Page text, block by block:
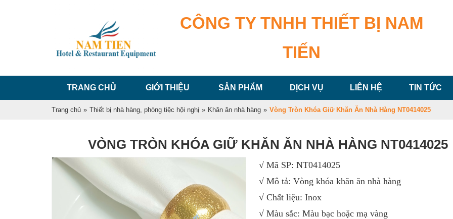
CÔNG TY TNHH THIẾT BỊ NAM
TIẾN
TRANG CHỦ GIỚI THIỆU SẢN PHẨM DỊCH VỤ LIÊN HỆ TIN TỨC
Trang chủ » Thiết bị nhà hàng, phòng tiệc hội nghị » Khăn ăn nhà hàng » Vòng Tròn Khóa Giữ Khăn Ăn Nhà Hàng NT0414025
VÒNG TRÒN KHÓA GIỮ KHĂN ĂN NHÀ HÀNG NT0414025
√ Mã SP: NT0414025
√ Mô tả: Vòng khóa khăn ăn nhà hàng
√ Chất liệu: Inox
√ Màu sắc: Màu bạc hoặc mạ vàng